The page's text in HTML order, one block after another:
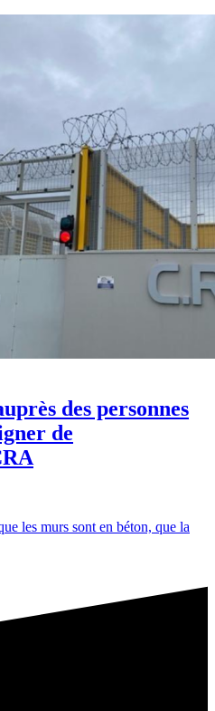
des personnes
de
les murs sont en béton, que la